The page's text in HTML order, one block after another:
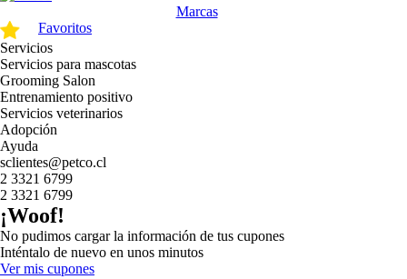
Marcas
Favoritos
Servicios
Servicios para mascotas
Grooming Salon
Entrenamiento positivo
Servicios veterinarios
Adopción
Ayuda
sclientes@petco.cl
2 3321 6799
2 3321 6799
¡Woof!
No pudimos cargar la información de tus cupones
Inténtalo de nuevo en unos minutos
Ver mis cupones